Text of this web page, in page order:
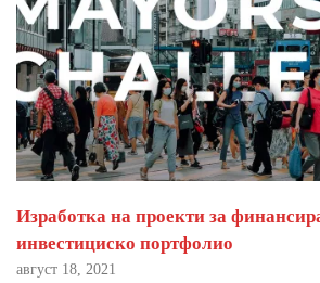
Изработка на проекти за
инвестициско портфолио
август 18, 2021